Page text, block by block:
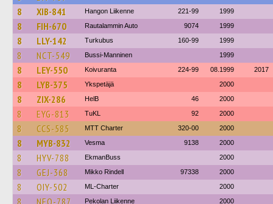
8 XIB-841 Hangon Liikenne 221-99 1999
8 FIH-670 Rautalammin Auto 9074 1999
8 LLY-142 Turkubus 160-99 1999
8 NCT-549 Bussi-Manninen 1999
8 LEY-550 Koivuranta 224-99 08.1999 2017
8 LYB-375 Ykspetäjä 2000
8 ZIX-286 HelB 46 2000
8 EYG-813 TuKL 92 2000
8 CCS-585 MTT Charter 320-00 2000
8 MYB-832 Vesma 9138 2000
8 HYV-788 EkmanBuss 2000
8 GEJ-368 Mikko Rindell 97338 2000
8 OIY-502 ML-Charter 2000
8 NEO-787 Pekolan Liikenne 2000